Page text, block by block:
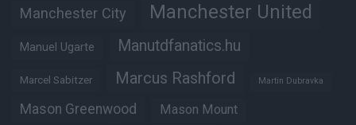
Manchester City Manchester United
Manuel Ugarte Manutdfanatics.hu
Marcel Sabitzer Marcus Rashford Martin Dubravka
Mason Greenwood Mason Mount